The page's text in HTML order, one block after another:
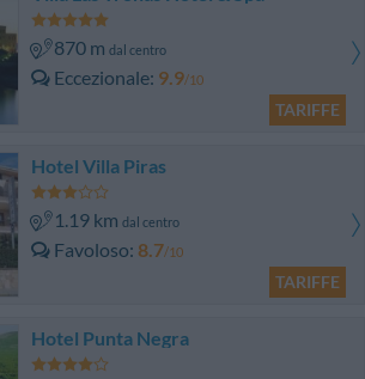
870 m dal centro
Eccezionale 9.9/10
TARIFFE
Hotel Villa Piras
1.19 km dal centro
Favoloso 8.7/10
TARIFFE
Hotel Punta Negra